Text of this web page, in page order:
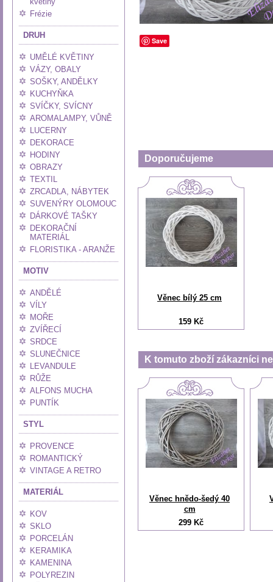
Frézie
DRUH
UMĚLÉ KVĚTINY
VÁZY, OBALY
SOŠKY, ANDĚLKY
KUCHYŇKA
SVÍČKY, SVÍCNY
AROMALAMPY, VŮNĚ
LUCERNY
DEKORACE
HODINY
OBRAZY
TEXTIL
ZRCADLA, NÁBYTEK
SUVENÝRY OLOMOUC
DÁRKOVÉ TAŠKY
DEKORAČNÍ
MATERIÁL
FLORISTIKA - ARANŽE
MOTIV
ANDĚLÉ
VÍLY
MOŘE
ZVÍŘECÍ
SRDCE
SLUNEČNICE
LEVANDULE
RŮŽE
ALFONS MUCHA
PUNTÍK
STYL
PROVENCE
ROMANTICKÝ
VINTAGE A RETRO
MATERIÁL
KOV
SKLO
PORCELÁN
KERAMIKA
KAMENINA
POLYREZIN
Save
Doporučujeme
Věnec bílý 25 cm
159 Kč
K tomuto zboží zákazníci
Věnec hnědo-šedý 40
cm
299 Kč